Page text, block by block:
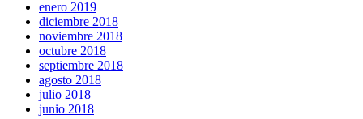
enero 2019
diciembre 2018
noviembre 2018
octubre 2018
septiembre 2018
agosto 2018
julio 2018
junio 2018